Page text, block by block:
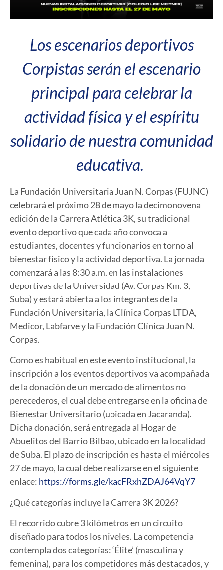
Los escenarios deportivos
Corpistas serán el escenario
principal para celebrar la
actividad física y el espíritu
solidario de nuestra comunidad
educativa.
La Fundación Universitaria Juan N. Corpas (FUJNC)
celebrará el próximo 28 de mayo la decimonovena
edición de la Carrera Atlética 3K, su tradicional
evento deportivo que cada año convoca a
estudiantes, docentes y funcionarios en torno al
bienestar físico y la actividad deportiva. La jornada
comenzará a las 8:30 a.m. en las instalaciones
deportivas de la Universidad (Av. Corpas Km. 3,
Suba) y estará abierta a los integrantes de la
Fundación Universitaria, la Clínica Corpas LTDA,
Medicor, Labfarve y la Fundación Clínica Juan N.
Corpas.
Como es habitual en este evento institucional, la
inscripción a los eventos deportivos va acompañada
de la donación de un mercado de alimentos no
perecederos, el cual debe entregarse en la oficina de
Bienestar Universitario (ubicada en Jacaranda).
Dicha donación, será entregada al Hogar de
Abuelitos del Barrio Bilbao, ubicado en la localidad
de Suba. El plazo de inscripción es hasta el miércoles
27 de mayo, la cual debe realizarse en el siguiente
enlace: https://forms.gle/kacFRxhZDAJ64VqY7
¿Qué categorías incluye la Carrera 3K 2026?
El recorrido cubre 3 kilómetros en un circuito
diseñado para todos los niveles. La competencia
contempla dos categorías:‘Élite’ (masculina y
femenina), para los competidores más destacados, y